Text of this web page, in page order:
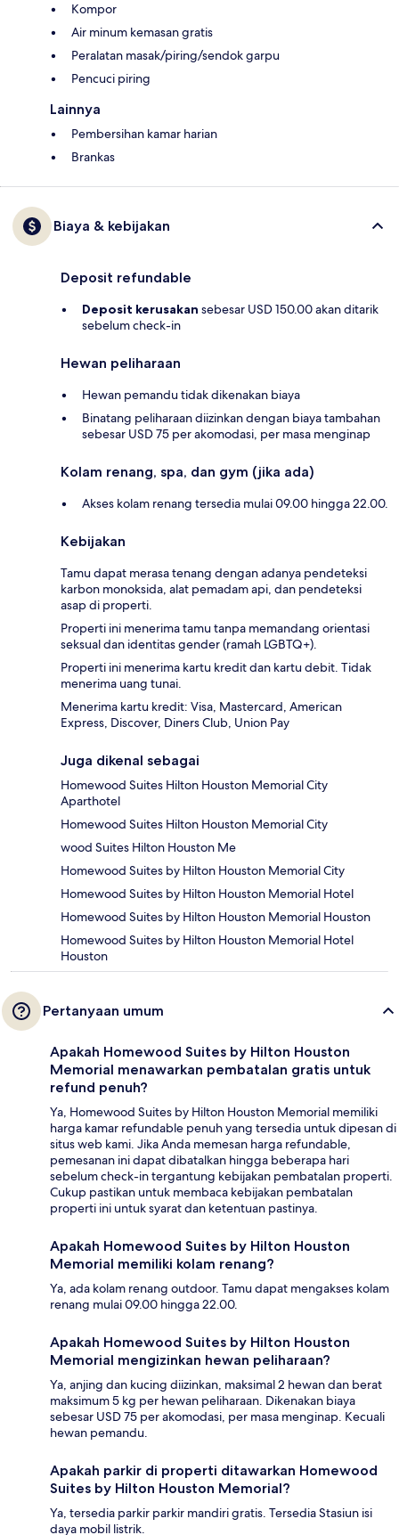
Kompor
Air minum kemasan gratis
Peralatan masak/piring/sendok garpu
Pencuci piring
Lainnya
Pembersihan kamar harian
Brankas
Biaya & kebijakan
Deposit refundable
Deposit kerusakan sebesar USD 150.00 akan ditarik
sebelum check-in
Hewan peliharaan
Hewan pemandu tidak dikenakan biaya
Binatang peliharaan diizinkan dengan biaya tambahan
sebesar USD 75 per akomodasi, per masa menginap
Kolam renang, spa, dan gym (jika ada)
Akses kolam renang tersedia mulai 09.00 hingga 22.00.
Kebijakan
Tamu dapat merasa tenang dengan adanya pendeteksi
karbon monoksida, alat pemadam api, dan pendeteksi
asap di properti.
Properti ini menerima tamu tanpa memandang orientasi
seksual dan identitas gender (ramah LGBTQ+).
Properti ini menerima kartu kredit dan kartu debit. Tidak
menerima uang tunai.
Menerima kartu kredit: Visa, Mastercard, American
Express, Discover, Diners Club, Union Pay
Juga dikenal sebagai
Homewood Suites Hilton Houston Memorial City
Aparthotel
Homewood Suites Hilton Houston Memorial City
wood Suites Hilton Houston Me
Homewood Suites by Hilton Houston Memorial City
Homewood Suites by Hilton Houston Memorial Hotel
Homewood Suites by Hilton Houston Memorial Houston
Homewood Suites by Hilton Houston Memorial Hotel
Houston
Pertanyaan umum
Apakah Homewood Suites by Hilton Houston
Memorial menawarkan pembatalan gratis untuk
refund penuh?
Ya, Homewood Suites by Hilton Houston Memorial memiliki
harga kamar refundable penuh yang tersedia untuk dipesan di
situs web kami. Jika Anda memesan harga refundable,
pemesanan ini dapat dibatalkan hingga beberapa hari
sebelum check-in tergantung kebijakan pembatalan properti.
Cukup pastikan untuk membaca kebijakan pembatalan
properti ini untuk syarat dan ketentuan pastinya.
Apakah Homewood Suites by Hilton Houston
Memorial memiliki kolam renang?
Ya, ada kolam renang outdoor. Tamu dapat mengakses kolam
renang mulai 09.00 hingga 22.00.
Apakah Homewood Suites by Hilton Houston
Memorial mengizinkan hewan peliharaan?
Ya, anjing dan kucing diizinkan, maksimal 2 hewan dan berat
maksimum 5 kg per hewan peliharaan. Dikenakan biaya
sebesar USD 75 per akomodasi, per masa menginap. Kecuali
hewan pemandu.
Apakah parkir di properti ditawarkan Homewood
Suites by Hilton Houston Memorial?
Ya, tersedia parkir parkir mandiri gratis. Tersedia Stasiun isi
daya mobil listrik.